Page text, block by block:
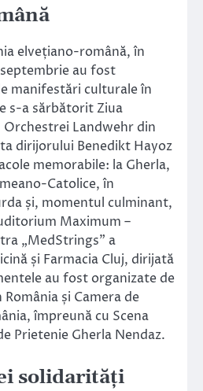
elvețiano-română, în
au fost
manifestări culturale în
s-a sărbătorit Ziua
Landwehr din
dirijorului Benedikt Hayoz
memorabile: la Gherla,
Catolice, în
și, momentul culminant,
Maximum –
„MedStrings” a
și Farmacia Cluj, dirijată
au fost organizate de
și Camera de
împreună cu Scena
Prietenie Gherla Nendaz.
solidarități